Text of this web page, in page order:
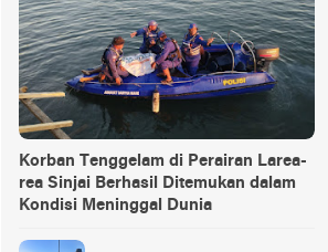
Korban Tenggelam di Perairan Larea-
rea Sinjai Berhasil Ditemukan dalam
Kondisi Meninggal Dunia